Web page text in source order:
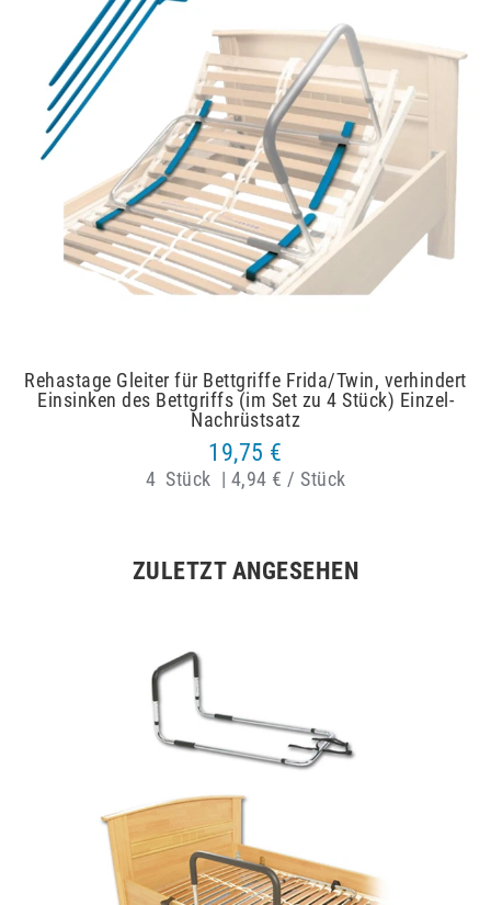
Rehastage Gleiter für Bettgriffe Frida/Twin, verhindert
Einsinken des Bettgriffs (im Set zu 4 Stück) Einzel-
Nachrüstsatz
19,75 €
4 Stück | 4,94 € / Stück
ZULETZT ANGESEHEN